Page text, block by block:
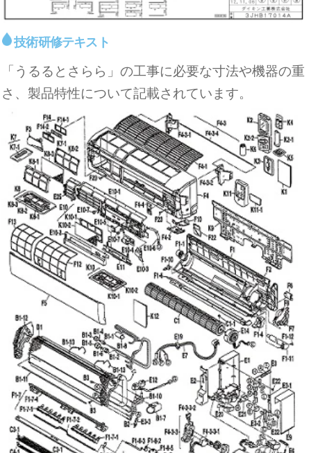
技術研修テキスト
「うるるとさらら」の工事に必要な寸法や機器の重
さ、製品特性について記載されています。